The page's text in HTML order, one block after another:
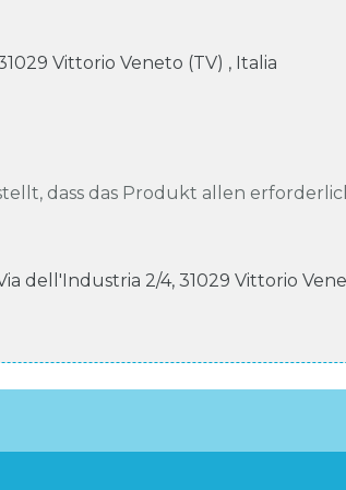
Vittorio Veneto (TV) , Italia
dass das Produkt allen
dell'Industria 2/4, 31029 Vittorio